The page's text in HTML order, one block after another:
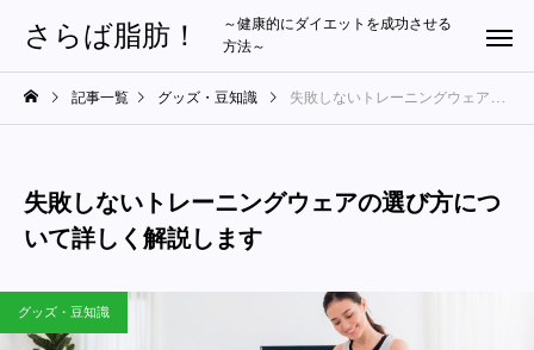
さらば脂肪！
～健康的にダイエットを成功させる
方法～
記事一覧 グッズ・豆知識 失敗しないトレーニングウェアの選び方について詳しく解説します
失敗しないトレーニングウェアの選び方につ
いて詳しく解説します
グッズ・豆知識